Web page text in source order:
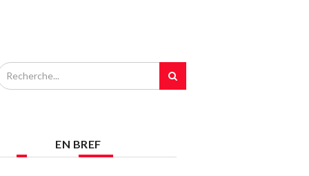
EN BREF